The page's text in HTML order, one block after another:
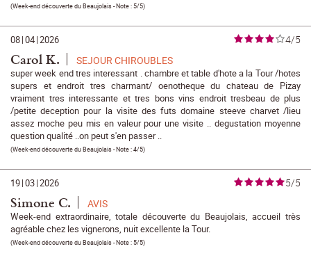
(Week-end découverte du Beaujolais- Note :5/5)
08|04|2026 4/5
Carol K. SEJOUR CHIROUBLES
super week end tres interessant . chambre et table d'hote a la Tour /hotes
supers et endroit tres charmant/ oenotheque du chateau de Pizay
vraiment tres interessante et tres bons vins endroit tresbeau de plus
/petite deception pour la visite des futs domaine steeve charvet /lieu
assez moche peu mis en valeur pour une visite .. degustation moyenne
question qualité ..on peut s'en passer ..
(Week-end découverte du Beaujolais- Note :4/5)
19|03|2026 5/5
Simone C. AVIS
Week-end extraordinaire, totale découverte du Beaujolais, accueil très
agréable chez les vignerons, nuit excellente la Tour.
(Week-end découverte du Beaujolais- Note :5/5)